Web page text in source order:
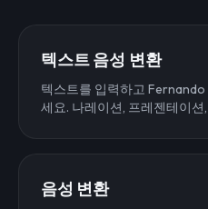
텍스트 음성 변환
텍스트를 입력하고
세요. 나레이션, 프레젠테이
음성 변환